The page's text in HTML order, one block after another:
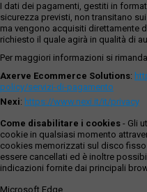
I dati dei pagamenti, gestiti in
sicurezza previsti, non transitano
ma vengono acquisiti direttamente
richiesto il quale agirà in qualità di
Per maggiori informazioni si
Axerve Ecommerce Solutions:
policy/servizi-di-pagamento
Nexi: https://www.nexi.it/it/privacy
Come disabilitare i cookies - Gli
cookie in qualsiasi momento
cookies memorizzati sul disco
essere cancellati ed è inoltre
indicazioni fornite dai principali
Microsoft Edge